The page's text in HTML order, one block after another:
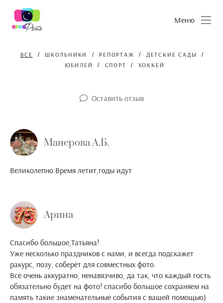
Меню
ВСЕ ШКОЛЬНИКИ РЕПОРТАЖ
ДЕТСКИЕ САДЫ
ЮБИЛЕЙ
СПОРТ ХОККЕЙ
Оставить отзыв
Манерова А.Б.
Великолепно.Время летит,годы идут
Арина
Спасибо большое,Татьяна!
Уже несколько праздников с нами, и всегда подскажет
ракурс, позу, соберёт для совместных фото.
Всё очень аккуратно, ненавязчиво, да так, что каждый гость
обязательно будет на фото! спасибо большое сохраняем на
память такие знаменательные события с вашей помощью)